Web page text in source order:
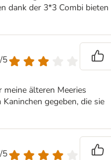
dank der 3*3 Combi bieten
5
meine älteren Meeries
gegeben, die sie
5